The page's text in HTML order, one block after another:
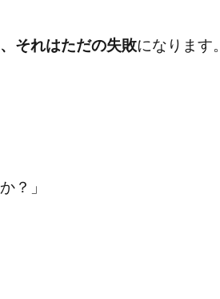
それはただの失敗になります。
？」